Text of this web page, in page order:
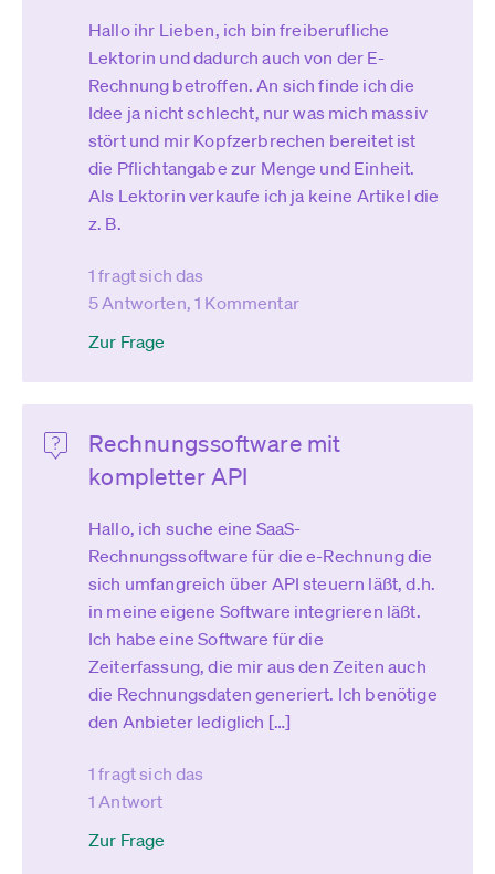
Hallo ihr Lieben, ich bin freiberufliche
Lektorin und dadurch auch von der E-
Rechnung betroffen. An sich finde ich die
Idee ja nicht schlecht, nur was mich massiv
stört und mir Kopfzerbrechen bereitet ist
die Pflichtangabe zur Menge und Einheit.
Als Lektorin verkaufe ich ja keine Artikel die
z. B.
1 fragt sich das
5 Antworten, 1 Kommentar
Zur Frage
Rechnungssoftware mit
kompletter API
Hallo, ich suche eine SaaS-
Rechnungssoftware für die e-Rechnung die
sich umfangreich über API steuern läßt, d.h.
in meine eigene Software integrieren läßt.
Ich habe eine Software für die
Zeiterfassung, die mir aus den Zeiten auch
die Rechnungsdaten generiert. Ich benötige
den Anbieter lediglich […]
1 fragt sich das
1 Antwort
Zur Frage